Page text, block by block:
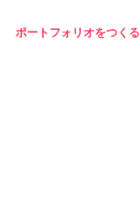
ポートフォリオをつくる